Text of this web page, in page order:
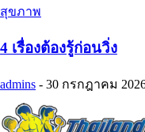
สุขภาพ
4 เรื่องต้องรู้ก่อนวิ่ง
admins - 30 กรกฎาคม